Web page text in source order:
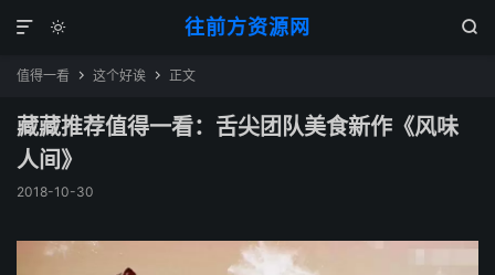
往前方资源网
 

值得一看  这个好诶  正文
藏藏推荐值得一看：舌尖团队美食新作《风味
人间》
2018-10-30